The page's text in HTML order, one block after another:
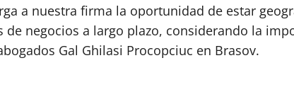
a nuestra firma la oportunidad de estar
negocios a largo plazo, considerando la
Gal Ghilasi Procopciuc en Brasov.